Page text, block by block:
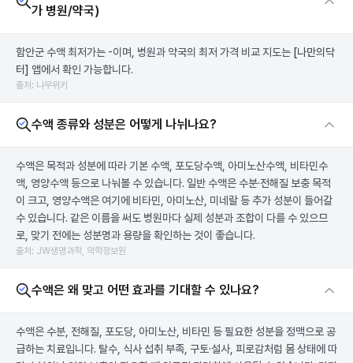
가 병원/약국)
함안군 수액 최저가는 -이며, 병원과 약국의 최저 가격 비교 지도는 [나만의닥
터] 앱에서 확인 가능합니다.
출처: 나무위키
수액 종류와 성분은 어떻게 나뉘나요?
수액은 목적과 성분에 따라 기본 수액, 포도당수액, 아미노산수액, 비타민수
액, 영양수액 등으로 나눠볼 수 있습니다. 일반 수액은 수분·전해질 보충 목적
이 크고, 영양수액은 여기에 비타민, 아미노산, 미네랄 등 추가 성분이 들어갈
수 있습니다. 같은 이름을 써도 병원마다 실제 성분과 조합이 다를 수 있으므
로, 맞기 전에는 성분명과 용량을 확인하는 것이 좋습니다.
출처: JW생명과학, 약학정보원
수액은 왜 맞고 어떤 효과를 기대할 수 있나요?
수액은 수분, 전해질, 포도당, 아미노산, 비타민 등 필요한 성분을 정맥으로 공
급하는 치료입니다. 탈수, 식사 섭취 부족, 구토·설사, 피로감처럼 몸 상태에 따